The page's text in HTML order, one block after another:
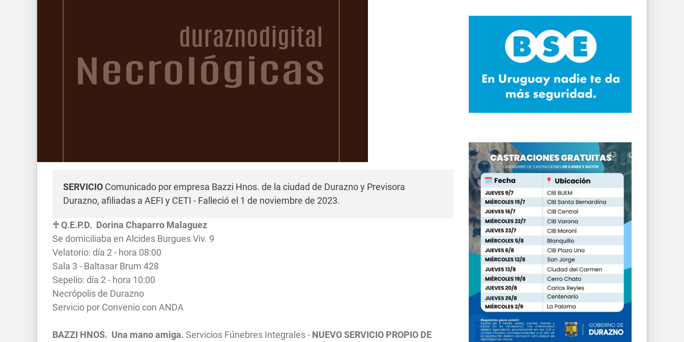
SERVICIO Comunicado por empresa Bazzi Hnos. de la ciudad de Durazno y Previsora
Durazno, afiliadas a AEFI y CETI - Falleció el 1 de noviembre de 2023.
♰ Q.E.P.D. Dorina Chaparro Malaguez
Se domiciliaba en Alcides Burgues Viv. 9
Velatorio: día 2 - hora 08:00
Sala 3 - Baltasar Brum 428
Sepelio: día 2 - hora 10:00
Necrópolis de Durazno
Servicio por Convenio con ANDA
BAZZI HNOS. Una mano amiga. Servicios Fúnebres Integrales - NUEVO SERVICIO PROPIO DE